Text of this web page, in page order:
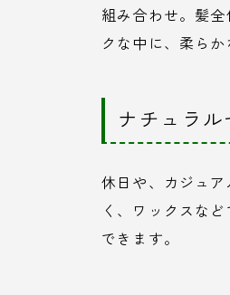
組み合わせ。髪
クな中に、柔らか
ナチュラル
休日や、カジュ
く、ワックスな
できます。